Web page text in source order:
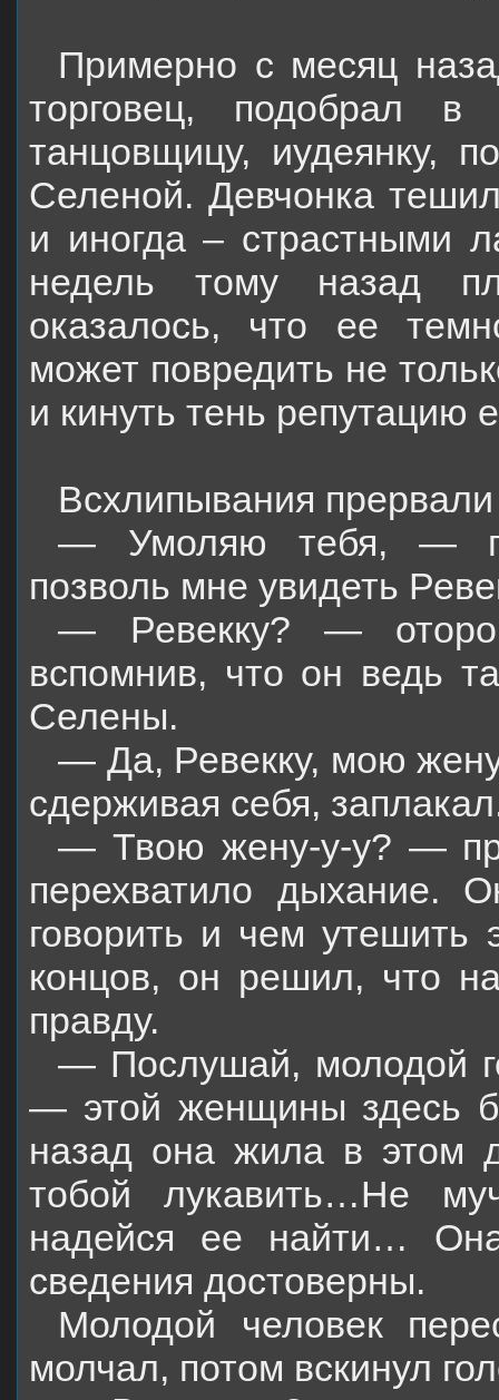
Примерно с месяц
торговец, подобрал в
танцовщицу, иудеянку,
Селеной. Девчонка
и иногда – страстными
недель тому назад
оказалось, что ее
может повредить не
и кинуть тень репутацию
Всхлипывания
— Умоляю тебя, —
позволь мне увидеть
— Ревекку? —
вспомнив, что он ведь
Селены.
— Да, Ревекку, мою
сдерживая себя,
— Твою жену-у-у? —
перехватило дыхание.
говорить и чем утешить
концов, он решил, что
правду.
— Послушай, молодой
— этой женщины здесь
назад она жила в
тобой лукавить…Не
надейся ее найти…
сведения достоверны.
Молодой человек
молчал, потом вскинул